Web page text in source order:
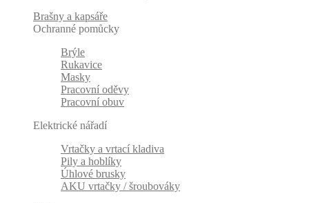
Brašny a kapsáře
Ochranné pomůcky
Brýle
Rukavice
Masky
Pracovní oděvy
Pracovní obuv
Elektrické nářadí
Vrtačky a vrtací kladiva
Pily a hoblíky
Úhlové brusky
AKU vrtačky / šroubováky